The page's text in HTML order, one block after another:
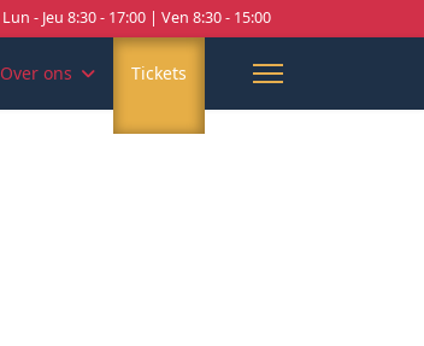
Lun - Jeu 8:30 - 17:00 | Ven 8:30 - 15:00
Over ons Tickets